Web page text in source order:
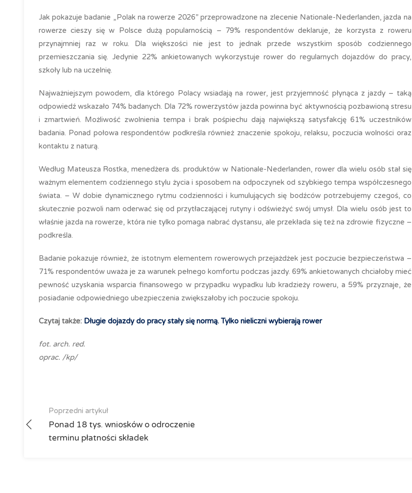
Jak pokazuje badanie „Polak na rowerze 2026” przeprowadzone na zlecenie Nationale-Nederlanden, jazda na
rowerze cieszy się w Polsce dużą popularnością – 79% respondentów deklaruje, że korzysta z roweru
przynajmniej raz w roku. Dla większości nie jest to jednak przede wszystkim sposób codziennego
przemieszczania się. Jedynie 22% ankietowanych wykorzystuje rower do regularnych dojazdów do pracy,
szkoły lub na uczelnię.
Najważniejszym powodem, dla którego Polacy wsiadają na rower, jest przyjemność płynąca z jazdy – taką
odpowiedź wskazało 74% badanych. Dla 72% rowerzystów jazda powinna być aktywnością pozbawioną stresu
i zmartwień. Możliwość zwolnienia tempa i brak pośpiechu dają największą satysfakcję 61% uczestników
badania. Ponad połowa respondentów podkreśla również znaczenie spokoju, relaksu, poczucia wolności oraz
kontaktu z naturą.
Według Mateusza Rostka, menedżera ds. produktów w Nationale-Nederlanden, rower dla wielu osób stał się
ważnym elementem codziennego stylu życia i sposobem na odpoczynek od szybkiego tempa współczesnego
świata. – W dobie dynamicznego rytmu codzienności i kumulujących się bodźców potrzebujemy czegoś, co
skutecznie pozwoli nam oderwać się od przytłaczającej rutyny i odświeżyć swój umysł. Dla wielu osób jest to
właśnie jazda na rowerze, która nie tylko pomaga nabrać dystansu, ale przekłada się też na zdrowie fizyczne –
podkreśla.
Badanie pokazuje również, że istotnym elementem rowerowych przejażdżek jest poczucie bezpieczeństwa –
71% respondentów uważa je za warunek pełnego komfortu podczas jazdy. 69% ankietowanych chciałoby mieć
pewność uzyskania wsparcia finansowego w przypadku wypadku lub kradzieży roweru, a 59% przyznaje, że
posiadanie odpowiedniego ubezpieczenia zwiększałoby ich poczucie spokoju.
Czytaj także: Długie dojazdy do pracy stały się normą. Tylko nieliczni wybierają rower
fot. arch. red.
oprac. /kp/
Poprzedni artykuł
Ponad 18 tys. wniosków o odroczenie
terminu płatności składek